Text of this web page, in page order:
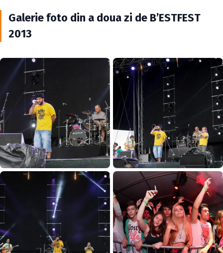
Galerie foto din a doua zi de B’ESTFEST
2013